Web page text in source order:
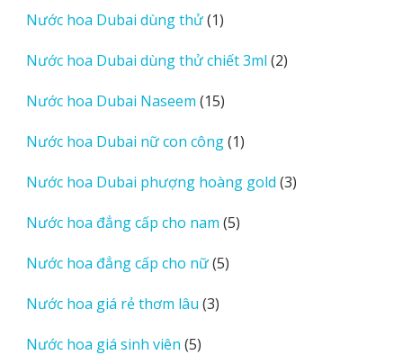
Nước hoa Dubai dùng thử 11
phẩm
Nước hoa Dubai dùng thử chiết 3ml 22
Nước hoa Dubai Naseem 1515
phẩm
Nước hoa Dubai nữ con công 11
phẩm
Nước hoa Dubai phượng hoàng gold 33
Nước hoa đẳng cấp cho nam 55
Nước hoa đẳng cấp cho nữ 55
Nước hoa giá rẻ thơm lâu 33
Nước hoa giá sinh viên 55